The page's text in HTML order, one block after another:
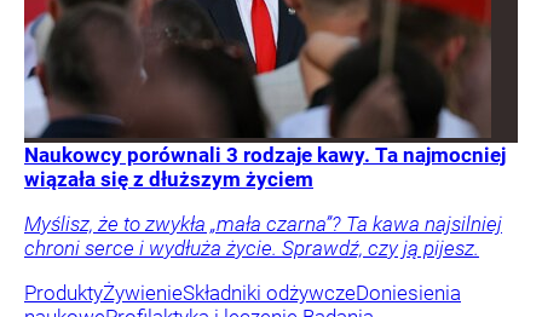
Naukowcy porównali 3 rodzaje kawy. Ta najmocniej
wiązała się z dłuższym życiem
Myślisz, że to zwykła „mała czarna”? Ta kawa najsilniej
chroni serce i wydłuża życie. Sprawdź, czy ją pijesz.
ProduktyŻywienieSkładniki odżywczeDoniesienia